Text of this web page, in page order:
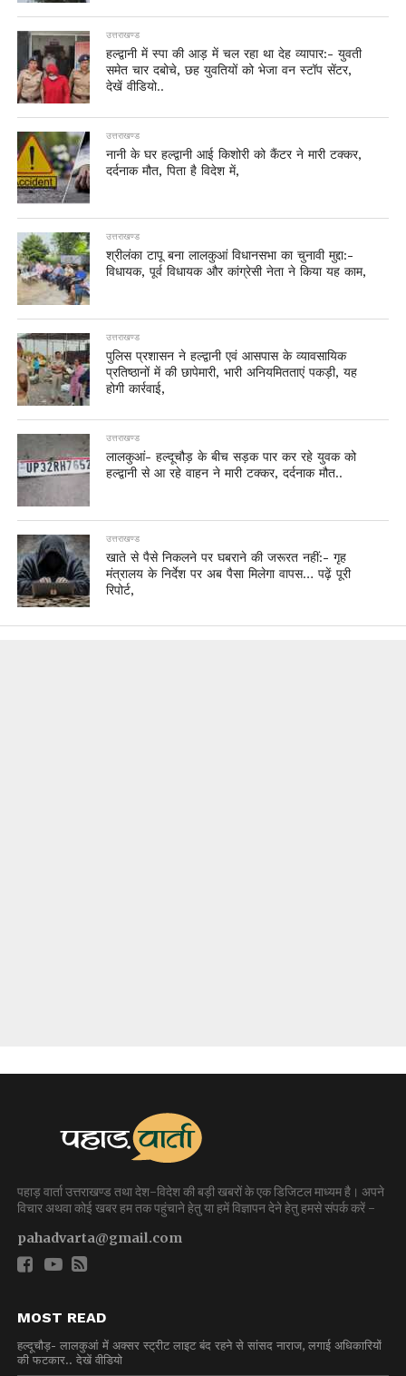
उत्तराखण्ड
हल्द्वानी में स्पा की आड़ में चल रहा था देह व्यापार:- युवती
समेत चार दबोचे, छह युवतियों को भेजा वन स्टॉप सेंटर,
देखें वीडियो..
उत्तराखण्ड
नानी के घर हल्द्वानी आई किशोरी को कैंटर ने मारी टक्कर,
दर्दनाक मौत, पिता है विदेश में,
उत्तराखण्ड
श्रीलंका टापू बना लालकुआं विधानसभा का चुनावी मुद्दा:-
विधायक, पूर्व विधायक और कांग्रेसी नेता ने किया यह काम,
उत्तराखण्ड
पुलिस प्रशासन ने हल्द्वानी एवं आसपास के व्यावसायिक
प्रतिष्ठानों में की छापेमारी, भारी अनियमितताएं पकड़ी, यह
होगी कार्रवाई,
उत्तराखण्ड
लालकुआं- हल्दूचौड़ के बीच सड़क पार कर रहे युवक को
हल्द्वानी से आ रहे वाहन ने मारी टक्कर, दर्दनाक मौत..
उत्तराखण्ड
खाते से पैसे निकलने पर घबराने की जरूरत नहीं:- गृह
मंत्रालय के निर्देश पर अब पैसा मिलेगा वापस… पढ़ें पूरी
रिपोर्ट,
पहाड़ वार्ता उत्तराखण्ड तथा देश-विदेश की बड़ी खबरों के एक डिजिटल माध्यम है। अपने
विचार अथवा कोई खबर हम तक पहुंचाने हेतु या हमें विज्ञापन देने हेतु हमसे संपर्क करें -
pahadvarta@gmail.com
MOST READ
हल्दूचौड़- लालकुआं में अक्सर स्ट्रीट लाइट बंद रहने से सांसद नाराज, लगाई अधिकारियों
की फटकार.. देखें वीडियो